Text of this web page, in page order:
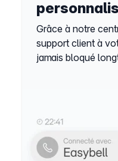
Grâce à notre
support client à
jamais bloqué